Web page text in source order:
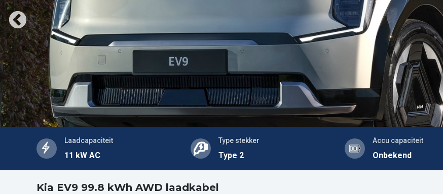
Laadcapaciteit
11 kW AC
Type stekker
Type 2
Accu capaciteit
Onbekend
Kia EV9 99.8 kWh AWD laadkabel